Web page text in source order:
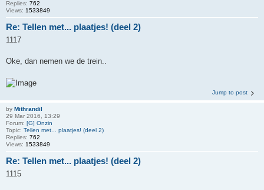
Replies: 762
Views: 1533849
Re: Tellen met... plaatjes! (deel 2)
1117
Oke, dan nemen we de trein..
Jump to post
by Mithrandil
29 Mar 2016, 13:29
Forum: [G] Onzin
Topic: Tellen met... plaatjes! (deel 2)
Replies: 762
Views: 1533849
Re: Tellen met... plaatjes! (deel 2)
1115